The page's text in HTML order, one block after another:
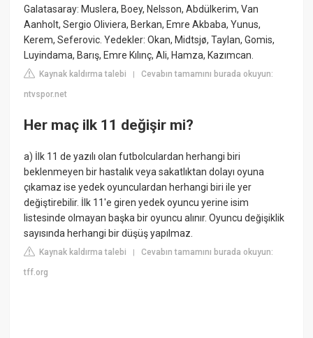
Galatasaray: Muslera, Boey, Nelsson, Abdülkerim, Van
Aanholt, Sergio Oliviera, Berkan, Emre Akbaba, Yunus,
Kerem, Seferovic. Yedekler: Okan, Midtsjø, Taylan, Gomis,
Luyindama, Barış, Emre Kılınç, Ali, Hamza, Kazımcan.
Kaynak kaldırma talebi |Cevabın tamamını burada okuyun:
ntvspor.net
Her maç ilk 11 değişir mi?
a) İlk 11 de yazılı olan futbolculardan herhangi biri
beklenmeyen bir hastalık veya sakatlıktan dolayı oyuna
çıkamaz ise yedek oyunculardan herhangi biri ile yer
değiştirebilir. İlk 11'e giren yedek oyuncu yerine isim
listesinde olmayan başka bir oyuncu alınır. Oyuncu değişiklik
sayısında herhangi bir düşüş yapılmaz.
Kaynak kaldırma talebi |Cevabın tamamını burada okuyun:
tff.org